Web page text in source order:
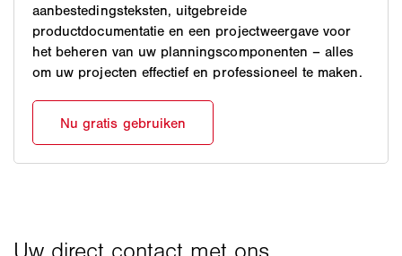
aanbestedingsteksten, uitgebreide
productdocumentatie en een projectweergave voor
het beheren van uw planningscomponenten – alles
om uw projecten effectief en professioneel te maken.